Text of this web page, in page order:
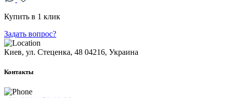
Купить в 1 клик
Задать вопрос?
Киев, ул. Стеценка, 48 04216, Украина
Контакты